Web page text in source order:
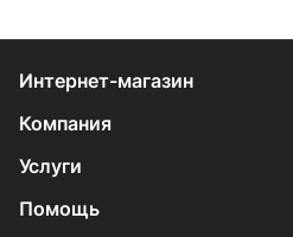
Интернет-магазин
Компания
Услуги
Помощь